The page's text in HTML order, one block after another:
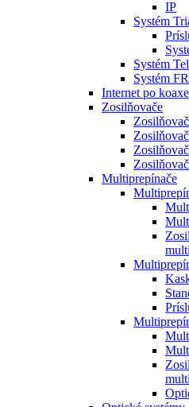
IP
Systém
Systém
Systém
Internet po koaxe
Zosilňovače
Multiprepínače